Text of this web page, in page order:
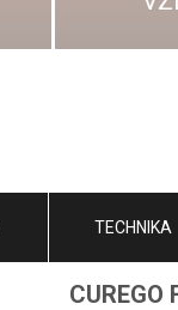
TECHNIKA
CUREGO